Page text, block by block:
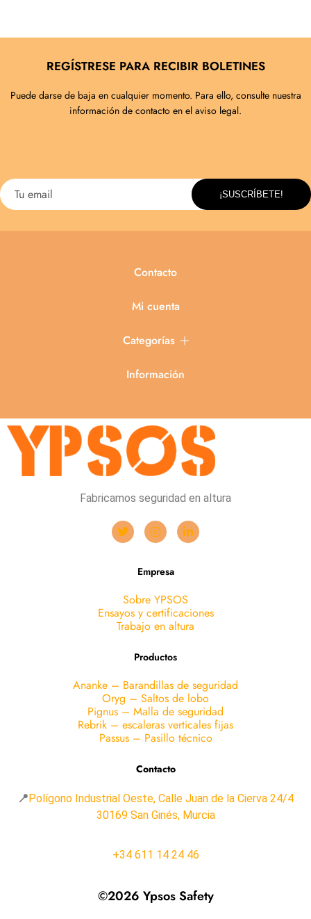
REGÍSTRESE PARA RECIBIR BOLETINES
Puede darse de baja en cualquier momento. Para ello, consulte nuestra
información de contacto en el aviso legal.
Contacto
Mi cuenta
Categorías
Información
Fabricamos seguridad en altura
Empresa
Sobre YPSOS
Ensayos y certificaciones
Trabajo en altura
Productos
Ananke – Barandillas de seguridad
Oryg – Saltos de lobo
Pignus – Malla de seguridad
Rebrik – escaleras verticales fijas
Passus – Pasillo técnico
Contacto
📍Polígono Industrial Oeste, Calle Juan de la Cierva 24/4
30169 San Ginés, Murcia
+34 611 14 24 46
©2026 Ypsos Safety